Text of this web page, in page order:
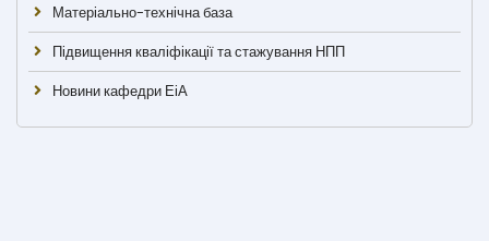
Матеріально-технічна база
Підвищення кваліфікації та стажування НПП
Новини кафедри ЕіА